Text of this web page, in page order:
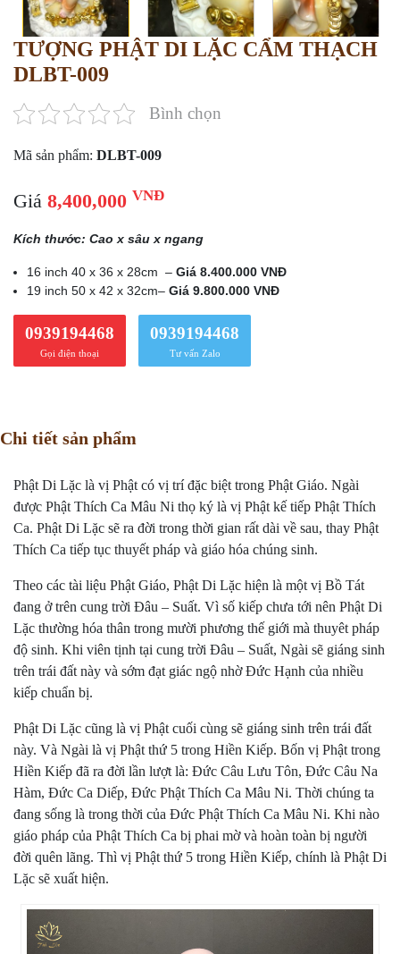
TƯỢNG PHẬT DI LẶC CẨM THẠCH
DLBT-009
Bình chọn
Mã sản phẩm: DLBT-009
Giá 8,400,000 VNĐ
Kích thước: Cao x sâu x ngang
16 inch 40 x 36 x 28cm – Giá 8.400.000 VNĐ
19 inch 50 x 42 x 32cm– Giá 9.800.000 VNĐ
0939194468
Gọi điện thoại
0939194468
Tư vấn Zalo
Chi tiết sản phẩm
Phật Di Lặc là vị Phật có vị trí đặc biệt trong Phật Giáo. Ngài
được Phật Thích Ca Mâu Ni thọ ký là vị Phật kế tiếp Phật Thích
Ca. Phật Di Lặc sẽ ra đời trong thời gian rất dài về sau, thay Phật
Thích Ca tiếp tục thuyết pháp và giáo hóa chúng sinh.
Theo các tài liệu Phật Giáo, Phật Di Lặc hiện là một vị Bồ Tát
đang ở trên cung trời Đâu – Suất. Vì số kiếp chưa tới nên Phật Di
Lặc thường hóa thân trong mười phương thế giới mà thuyêt pháp
độ sinh. Khi viên tịnh tại cung trời Đâu – Suất, Ngài sẽ giáng sinh
trên trái đất này và sớm đạt giác ngộ nhờ Đức Hạnh của nhiều
kiếp chuẩn bị.
Phật Di Lặc cũng là vị Phật cuối cùng sẽ giáng sinh trên trái đất
này. Và Ngài là vị Phật thứ 5 trong Hiền Kiếp. Bốn vị Phật trong
Hiền Kiếp đã ra đời lần lượt là: Đức Câu Lưu Tôn, Đức Câu Na
Hàm, Đức Ca Diếp, Đức Phật Thích Ca Mâu Ni. Thời chúng ta
đang sống là trong thời của Đức Phật Thích Ca Mâu Ni. Khi nào
giáo pháp của Phật Thích Ca bị phai mờ và hoàn toàn bị người
đời quên lãng. Thì vị Phật thứ 5 trong Hiền Kiếp, chính là Phật Di
Lặc sẽ xuất hiện.